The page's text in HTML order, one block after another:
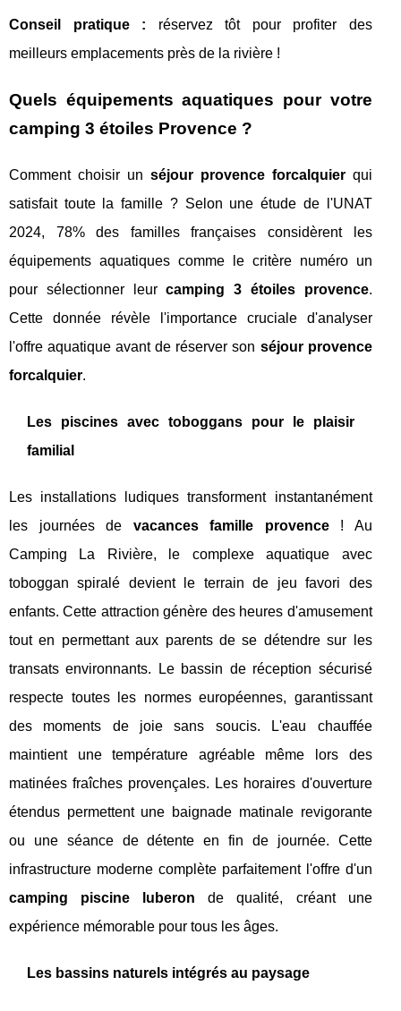
Conseil pratique : réservez tôt pour profiter des
meilleurs emplacements près de la rivière !
Quels équipements aquatiques pour votre
camping 3 étoiles Provence ?
Comment choisir un séjour provence forcalquierqui
satisfait toute la famille ? Selon une étude de l'UNAT
2024, 78% des familles françaises considèrent les
équipements aquatiques comme le critère numéro un
pour sélectionner leurcamping 3 étoiles provence.
Cette donnée révèle l'importance cruciale d'analyser
l'offre aquatique avant de réserver son séjour provence
forcalquier.
Les piscines avec toboggans pour le plaisir
familial
Les installations ludiques transforment instantanément
les journées de vacances famille provence! Au
Camping La Rivière, le complexe aquatique avec
toboggan spiralé devient le terrain de jeu favori des
enfants. Cette attraction génère des heures d'amusement
tout en permettant aux parents de se détendre sur les
transats environnants. Le bassin de réception sécurisé
respecte toutes les normes européennes, garantissant
des moments de joie sans soucis. L'eau chauffée
maintient une température agréable même lors des
matinées fraîches provençales. Les horaires d'ouverture
étendus permettent une baignade matinale revigorante
ou une séance de détente en fin de journée. Cette
infrastructure moderne complète parfaitement l'offre d'un
camping piscine luberon de qualité, créant une
expérience mémorable pour tous les âges.
Les bassins naturels intégrés au paysage